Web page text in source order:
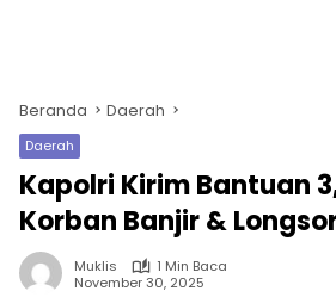
Beranda Daerah
Daerah
Kapolri Kirim Bantuan
Korban Banjir &
Muklis
1 Min Baca
November 30, 2025